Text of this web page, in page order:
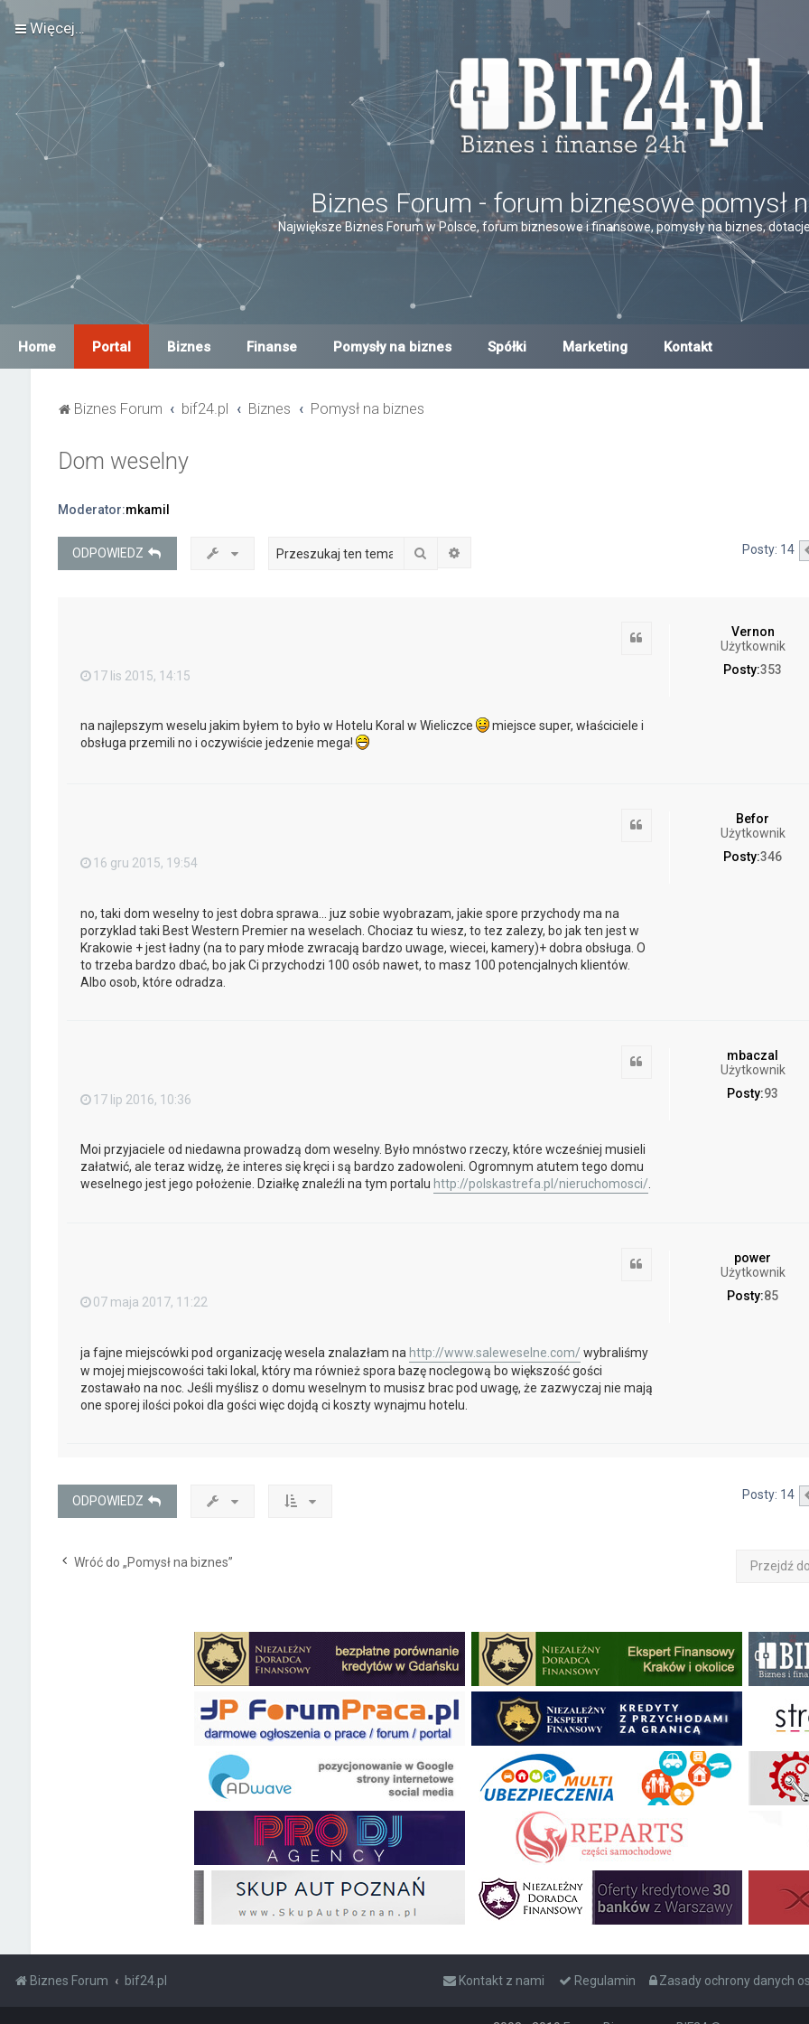
Więcej…
Biznes Forum - forum biznesowe pomysł
Największe Biznes Forum w Polsce, forum biznesowe i finansowe, pomysły na biznes,
Home Portal Biznes Finanse Pomysły na biznes Spółki Marketing Kontakt
Biznes Forum bif24.pl Biznes Pomysł na biznes
Dom weselny
Moderator:mkamil
ODPOWIEDZ Szukaj Posty: 14
Vernon
Użytkownik
Posty:353
17 lis 2015, 14:15
na najlepszym weselu jakim byłem to było w Hotelu Koral w Wieliczce
miejsce super, właściciele i
obsługa przemili no i oczywiście jedzenie mega!
Befor
Użytkownik
Posty:346
16 gru 2015, 19:54
no, taki dom weselny to jest dobra sprawa... juz sobie wyobrazam, jakie spore przychody ma na
porzyklad taki Best Western Premier na weselach. Chociaz tu wiesz, to tez zalezy, bo jak ten jest w
Krakowie + jest ładny (na to pary młode zwracają bardzo uwage, wiecei, kamery)+ dobra obsługa. O
to trzeba bardzo dbać, bo jak Ci przychodzi 100 osób nawet, to masz 100 potencjalnych klientów.
Albo osob, które odradza.
mbaczal
Użytkownik
Posty:93
17 lip 2016, 10:36
Moi przyjaciele od niedawna prowadzą dom weselny. Było mnóstwo rzeczy, które wcześniej musieli
załatwić, ale teraz widzę, że interes się kręci i są bardzo zadowoleni. Ogromnym atutem tego domu
weselnego jest jego położenie. Działkę znaleźli na tym portalu http://polskastrefa.pl/nieruchomosci/
power
Użytkownik
Posty:85
07 maja 2017, 11:22
ja fajne miejscówki pod organizację wesela znalazłam na http://www.saleweselne.com/ wybraliśmy
w mojej miejscowości taki lokal, który ma również spora bazę noclegową bo większość gości
zostawało na noc. Jeśli myślisz o domu weselnym to musisz brac pod uwagę, że zazwyczaj nie mają
one sporej ilości pokoi dla gości więc dojdą ci koszty wynajmu hotelu.
ODPOWIEDZ Posty: 14
Wróć do „Pomysł na biznes” Przejdź do
Biznes Forum bif24.pl Zasady ochrony danych
Regulamin
Kontakt z nami